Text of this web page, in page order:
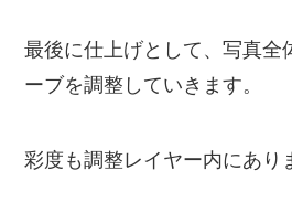
最後に仕上げとして、写真全
ーブを調整していきます。
彩度も調整レイヤー内にあり